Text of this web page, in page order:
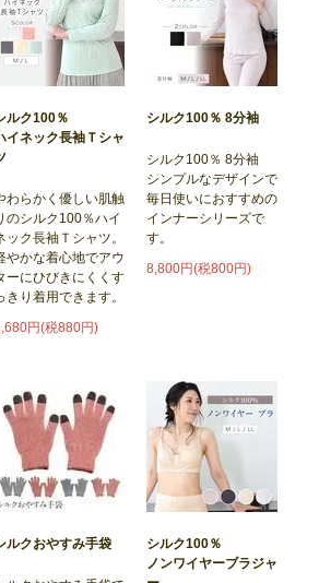
ルク100％
イネック長袖Ｔシャ
わらかく優しい肌触
のシルク100％ハイ
ック長袖Ｔシャツ。
やかな着心地でアウ
ーにひびきにくくす
きり着用できます。
円(税880円)
シルク100％ 8分袖
シルク100％ 8分袖
シンプルなデザインで
毎日使いにおすすめの
インナーシリーズで
す。
8,800円(税800円)
ルクおやすみ手袋
シルク100％
ノンワイヤーブラジャ